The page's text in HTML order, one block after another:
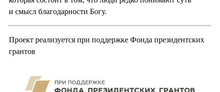
и смысл благодарности Богу.
Проект реализуется при поддержке Фонда президентских
грантов